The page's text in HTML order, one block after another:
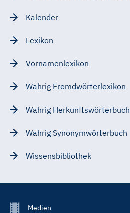
Kalender
Lexikon
Vornamenlexikon
Wahrig Fremdwörterlexikon
Wahrig Herkunftswörterbuch
Wahrig Synonymwörterbuch
Wissensbibliothek
FooterMedien